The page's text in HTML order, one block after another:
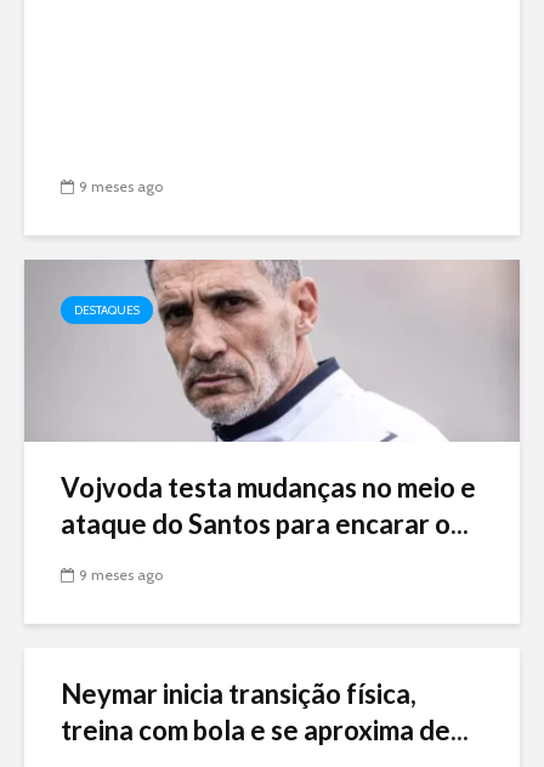
9 meses ago
DESTAQUES
Vojvoda testa mudanças no meio e
ataque do Santos para encarar o...
9 meses ago
Neymar inicia transição física,
treina com bola e se aproxima de...